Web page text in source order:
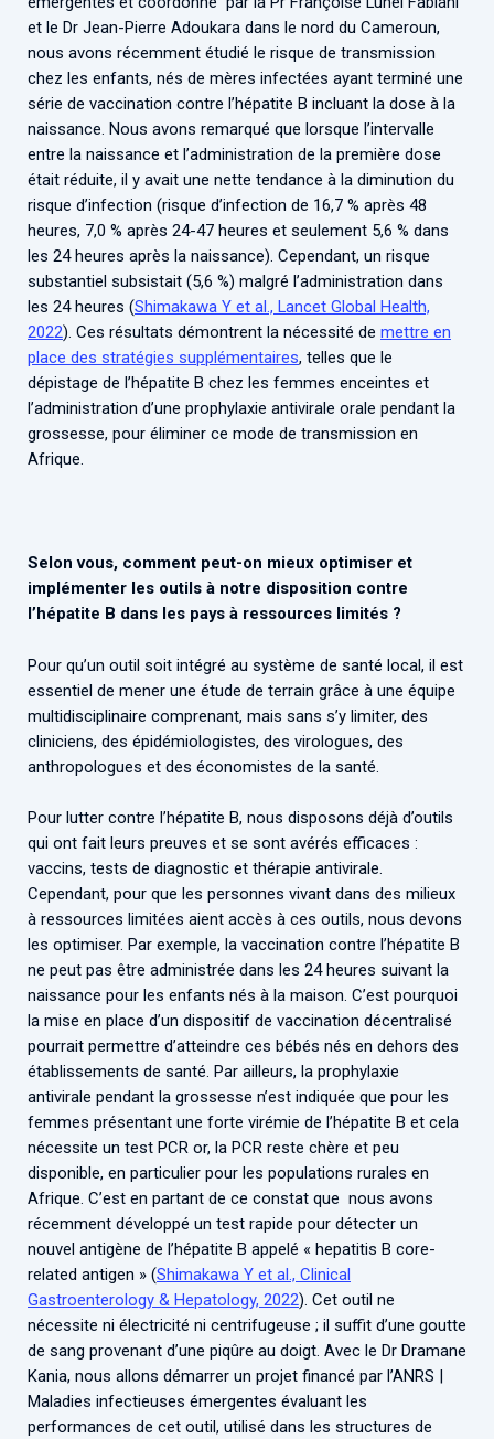
et le Dr Jean-Pierre Adoukara dans le nord du Cameroun,
nous avons récemment étudié le risque de transmission
chez les enfants, nés de mères infectées ayant terminé une
série de vaccination contre l’hépatite B incluant la dose à la
naissance. Nous avons remarqué que lorsque l’intervalle
entre la naissance et l’administration de la première dose
était réduite, il y avait une nette tendance à la diminution du
risque d’infection (risque d’infection de 16,7 % après 48
heures, 7,0 % après 24-47 heures et seulement 5,6 % dans
les 24 heures après la naissance). Cependant, un risque
substantiel subsistait (5,6 %) malgré l’administration dans
les 24 heures (Shimakawa Y et al., Lancet Global Health,
2022). Ces résultats démontrent la nécessité de mettre en
place des stratégies supplémentaires, telles que le
dépistage de l’hépatite B chez les femmes enceintes et
l’administration d’une prophylaxie antivirale orale pendant la
grossesse, pour éliminer ce mode de transmission en
Afrique.
Selon vous, comment peut-on mieux optimiser et
implémenter les outils à notre disposition contre
l’hépatite B dans les pays à ressources limités ?
Pour qu’un outil soit intégré au système de santé local, il est
essentiel de mener une étude de terrain grâce à une équipe
multidisciplinaire comprenant, mais sans s’y limiter, des
cliniciens, des épidémiologistes, des virologues, des
anthropologues et des économistes de la santé.
Pour lutter contre l’hépatite B, nous disposons déjà d’outils
qui ont fait leurs preuves et se sont avérés efficaces :
vaccins, tests de diagnostic et thérapie antivirale.
Cependant, pour que les personnes vivant dans des milieux
à ressources limitées aient accès à ces outils, nous devons
les optimiser. Par exemple, la vaccination contre l’hépatite B
ne peut pas être administrée dans les 24 heures suivant la
naissance pour les enfants nés à la maison. C’est pourquoi
la mise en place d’un dispositif de vaccination décentralisé
pourrait permettre d’atteindre ces bébés nés en dehors des
établissements de santé. Par ailleurs, la prophylaxie
antivirale pendant la grossesse n’est indiquée que pour les
femmes présentant une forte virémie de l’hépatite B et cela
nécessite un test PCR or, la PCR reste chère et peu
disponible, en particulier pour les populations rurales en
Afrique. C’est en partant de ce constat que nous avons
récemment développé un test rapide pour détecter un
nouvel antigène de l’hépatite B appelé « hepatitis B core-
related antigen » (Shimakawa Y et al., Clinical
Gastroenterology & Hepatology, 2022). Cet outil ne
nécessite ni électricité ni centrifugeuse ; il suffit d’une goutte
de sang provenant d’une piqûre au doigt. Avec le Dr Dramane
Kania, nous allons démarrer un projet financé par l’ANRS |
Maladies infectieuses émergentes évaluant les
performances de cet outil, utilisé dans les structures de